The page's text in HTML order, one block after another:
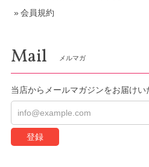
会員規約
Mail メルマガ
当店からメールマガジンをお届けい
登録